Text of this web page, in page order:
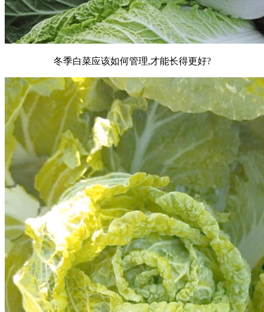
冬季白菜应该如何管理,才能长得更好?